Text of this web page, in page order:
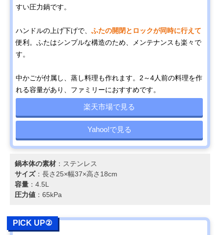
すい圧力鍋です。
ハンドルの上げ下げで、 ふたの開閉とロックが同時に行えて
便利。ふたはシンプルな構造のため、メンテナンスも楽々で
す。
中かごが付属し、蒸し料理も作れます。2～4人前の料理を作
れる容量があり、ファミリーにおすすめです。
楽天市場で見る
Yahoo!で見る
鍋本体の素材 ：ステンレス
サイズ：長さ25×幅37×高さ18cm
容量 ：4.5L
圧力値 ：65kPa
PICK UP②